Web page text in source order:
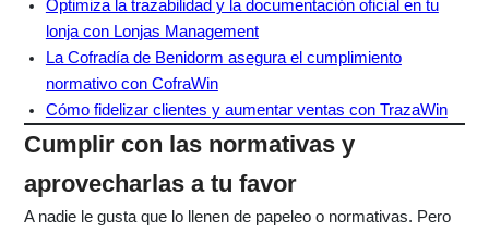
Optimiza la trazabilidad y la documentación oficial en tu
lonja con Lonjas Management
La Cofradía de Benidorm asegura el cumplimiento
normativo con CofraWin
Cómo fidelizar clientes y aumentar ventas con TrazaWin
Cumplir con las normativas y
aprovecharlas a tu favor
A nadie le gusta que lo llenen de papeleo o normativas. Pero